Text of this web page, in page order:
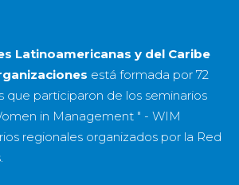
Latinoamericanas y del Caribe
está formada por 72
que participaron de los seminarios
in Management " - WIM
regionales organizados por la Red